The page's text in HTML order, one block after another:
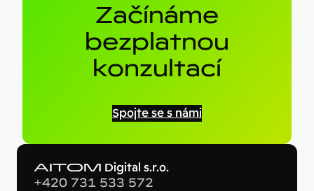
Začínáme
bezplatnou
konzultací
Spojte se s námi
AITOM Digital s.r.o.
+420 731 533 572